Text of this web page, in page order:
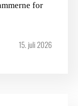
for
15. juli 2026